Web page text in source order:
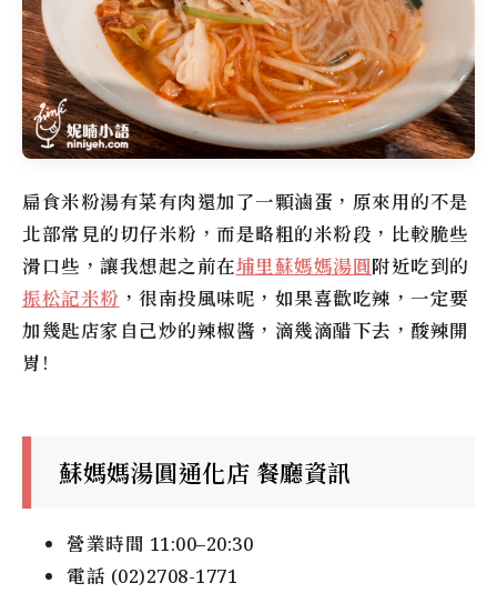
扁食米粉湯有菜有肉還加了一顆滷蛋，原來用的不是
北部常見的切仔米粉，而是略粗的米粉段，比較脆些
滑口些，讓我想起之前在埔里蘇媽媽湯圓附近吃到的
振松記米粉 ，很南投風味呢，如果喜歡吃辣，一定要
加幾匙店家自己炒的辣椒醬，滴幾滴醋下去，酸辣開
胃!
蘇媽媽湯圓通化店 餐廳資訊
營業時間 11:00–20:30
電話 (02)2708-1771